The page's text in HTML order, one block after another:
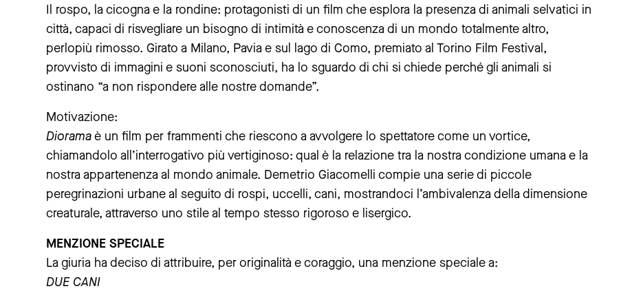
Il rospo, la cicogna e la rondine: protagonisti di un film che esplora la presenza di animali selvatici in
città, capaci di risvegliare un bisogno di intimità e conoscenza di un mondo totalmente altro,
perlopiù rimosso. Girato a Milano, Pavia e sul lago di Como, premiato al Torino Film Festival,
provvisto di immagini e suoni sconosciuti, ha lo sguardo di chi si chiede perché gli animali si
ostinano “a non rispondere alle nostre domande”.
Motivazione:
Dioramaè un film per frammenti che riescono a avvolgere lo spettatore come un vortice,
chiamandolo all’interrogativo più vertiginoso: qual è la relazione tra la nostra condizione umana e la
nostra appartenenza al mondo animale. Demetrio Giacomelli compie una serie di piccole
peregrinazioni urbane al seguito di rospi, uccelli, cani, mostrandoci l’ambivalenza della dimensione
creaturale, attraverso uno stile al tempo stesso rigoroso e lisergico.
MENZIONE SPECIALE
La giuria ha deciso di attribuire, per originalità e coraggio, una menzione speciale a:
DUE CANI